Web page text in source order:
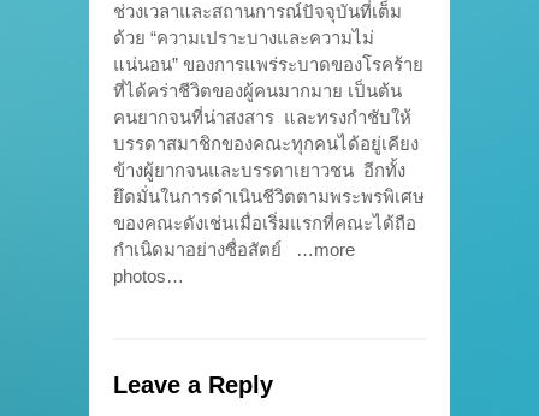
ช่วงเวลาและสถานการณ์ปัจจุบันที่เต็ม
ด้วย “ความเปราะบางและความไม่
แน่นอน” ของการแพร่ระบาดของโรคร้าย
ที่ได้คร่าชีวิตของผู้คนมากมาย เป็นต้น
คนยากจนที่น่าสงสาร และทรงกำชับให้
บรรดาสมาชิกของคณะทุกคนได้อยู่เคียง
ข้างผู้ยากจนและบรรดาเยาวชน อีกทั้ง
ยึดมั่นในการดำเนินชีวิตตามพระพรพิเศษ
ของคณะดังเช่นเมื่อเริ่มแรกที่คณะได้ถือ
กำเนิดมาอย่างซื่อสัตย์ …more
photos…
Leave a Reply